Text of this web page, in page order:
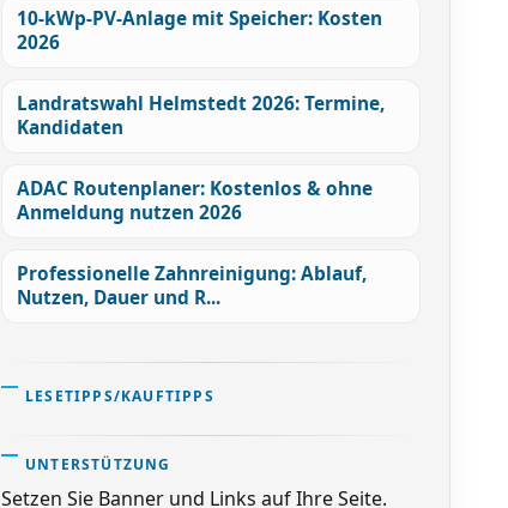
10-kWp-PV-Anlage mit Speicher: Kosten
2026
Landratswahl Helmstedt 2026: Termine,
Kandidaten
ADAC Routenplaner: Kostenlos & ohne
Anmeldung nutzen 2026
Professionelle Zahnreinigung: Ablauf,
Nutzen, Dauer und R...
LESETIPPS/KAUFTIPPS
UNTERSTÜTZUNG
Setzen Sie Banner und Links auf Ihre Seite.